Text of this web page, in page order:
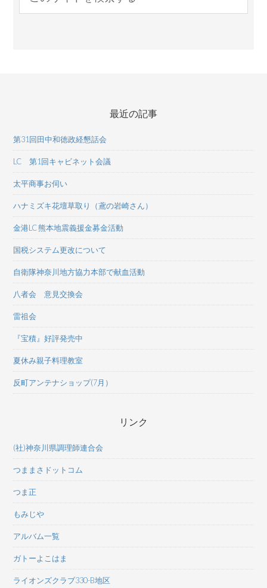
最近の記事
第31回田中和徳政経懇話会
LC 第1回キャビネット会議
太平商事お伺い
ハナミズキ花壇草取り（鳶の岩崎さん）
金港LC 熊本地震義援金募金活動
国税システム更改について
自衛隊神奈川地方協力本部で献血活動
八者会 意見交換会
雷祖会
『宝積』好評発売中
夏休み親子料理教室
反町アンテナショップ(7月）
リンク
(社)神奈川県調理師連合会
つままさドットコム
つま正
もみじや
アルバム一覧
ガトーよこはま
ライオンズクラブ330-B地区